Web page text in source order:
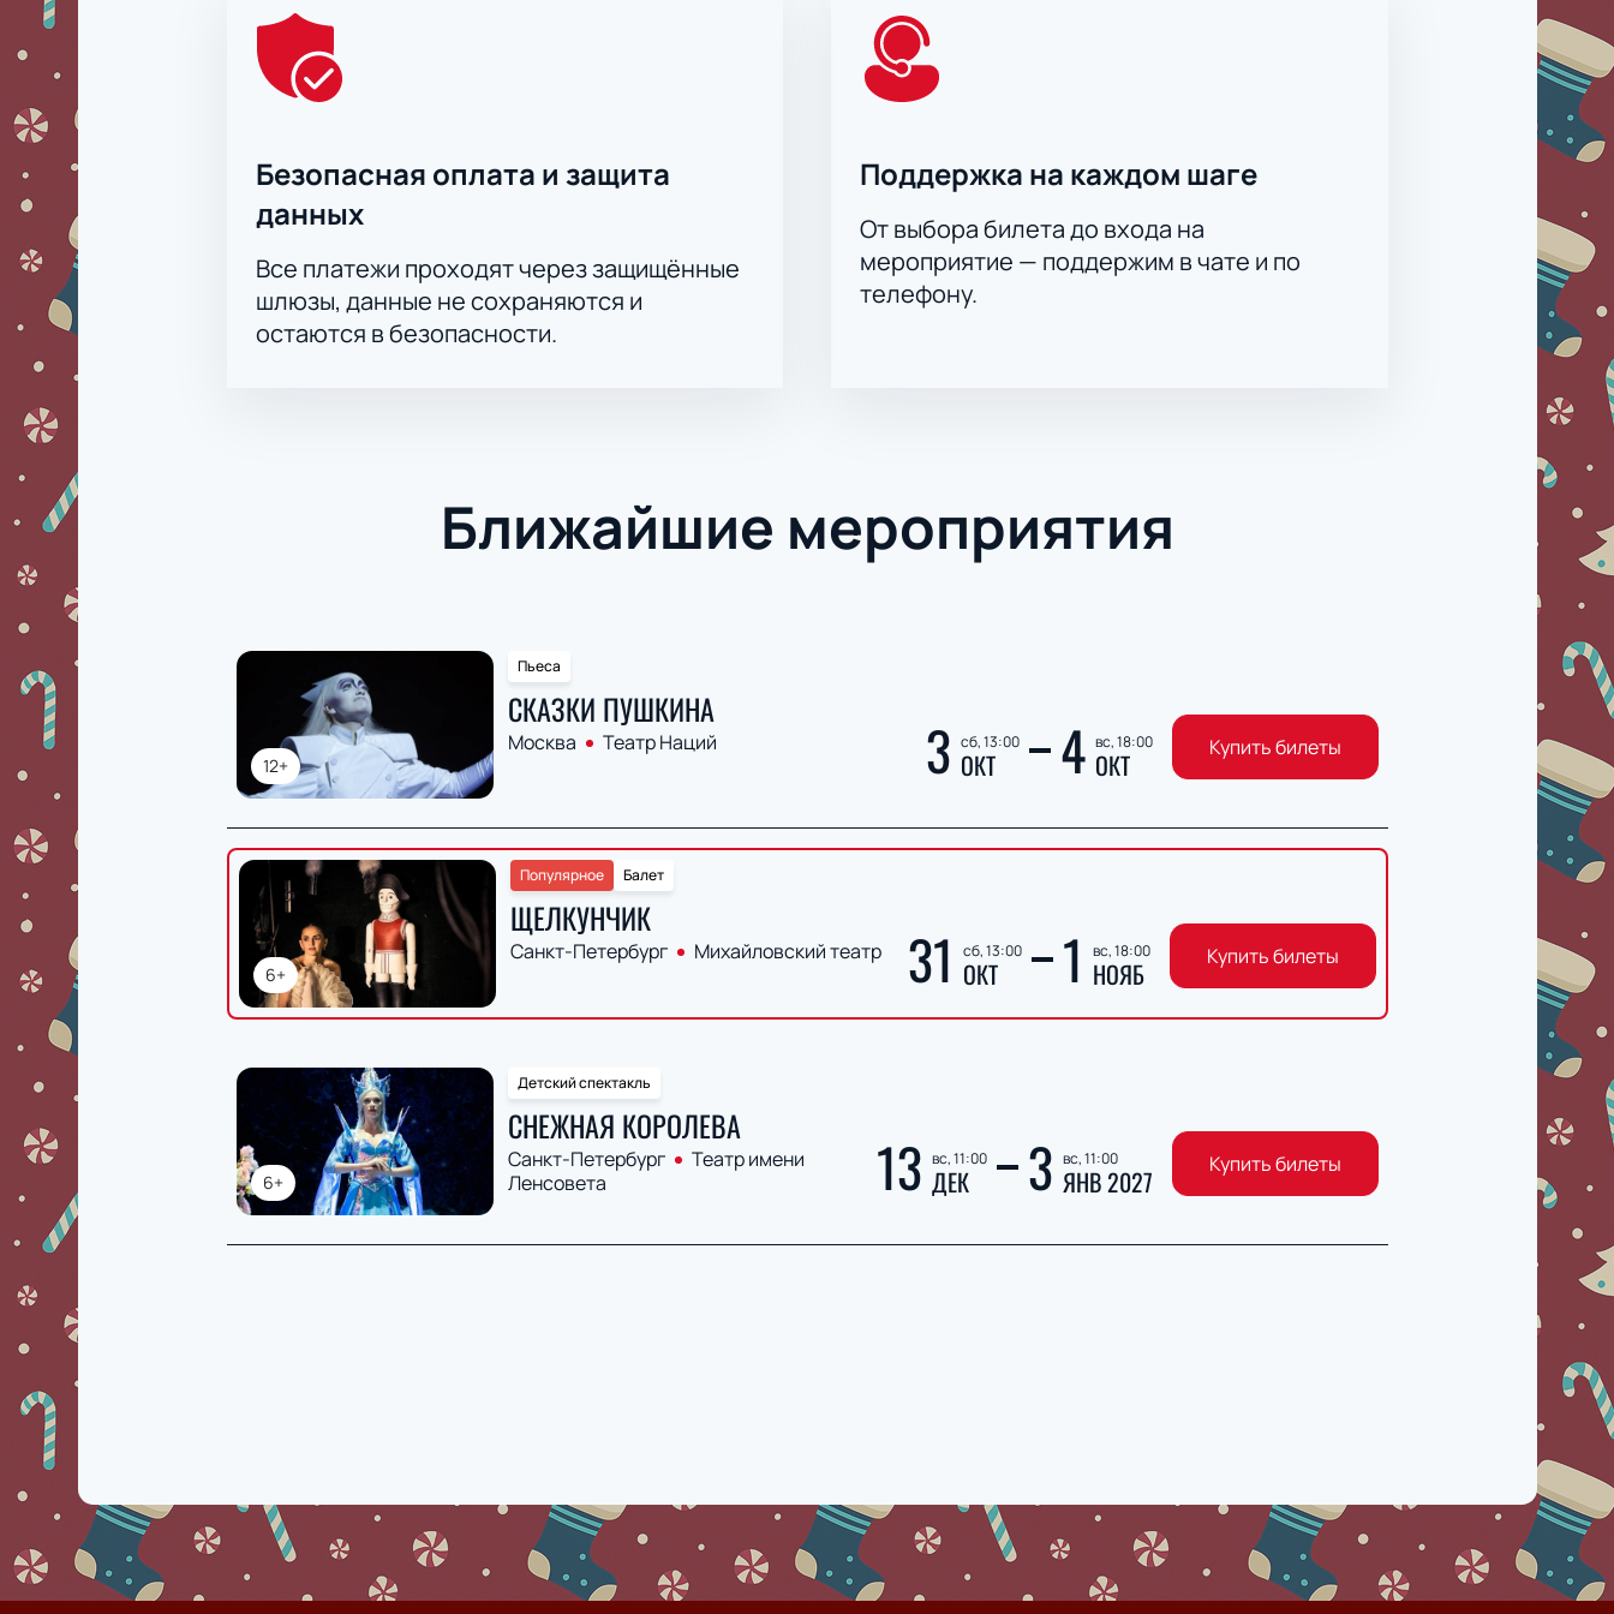
Безопасная оплата и защита
данных
Все платежи проходят через защищённые
шлюзы, данные не сохраняются и
остаются в безопасности.
Поддержка на каждом шаге
От выбора билета до входа на
мероприятие — поддержим в чате и по
телефону.
Ближайшие мероприятия
12+
Пьеса
СКАЗКИ ПУШКИНА
Москва Театр Наций 3 сб, 13:00
ОКТ 4 вс, 18:00
ОКТ Купить билеты
6+
Балет
Популярное
ЩЕЛКУНЧИК
Санкт-Петербург Михайловский театр 31 сб, 13:00
ОКТ 1 вс, 18:00
НОЯБ Купить билеты
6+
Детский спектакль
СНЕЖНАЯ КОРОЛЕВА
Санкт-Петербург
Театр имени
Ленсовета
13 вс, 11:00
ДЕК 3 вс, 11:00
ЯНВ 2027 Купить билеты